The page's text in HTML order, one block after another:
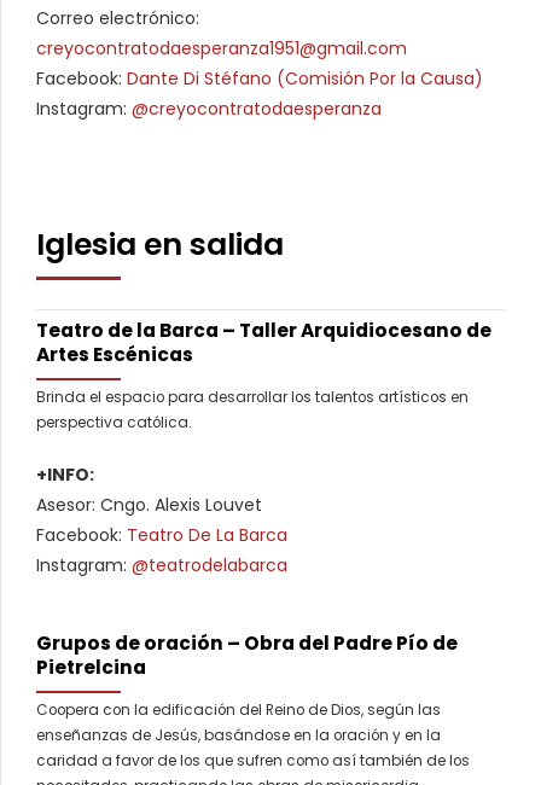
Correo electrónico:
creyocontratodaesperanza1951@gmail.com
Facebook: Dante Di Stéfano (Comisión Por la Causa)
Instagram: @creyocontratodaesperanza
Iglesia en salida
Teatro de la Barca – Taller Arquidiocesano de
Artes Escénicas
Brinda el espacio para desarrollar los talentos artísticos en
perspectiva católica.
+INFO:
Asesor: Cngo. Alexis Louvet
Facebook: Teatro De La Barca
Instagram: @teatrodelabarca
Grupos de oración – Obra del Padre Pío de
Pietrelcina
Coopera con la edificación del Reino de Dios, según las
enseñanzas de Jesús, basándose en la oración y en la
caridad a favor de los que sufren como así también de los